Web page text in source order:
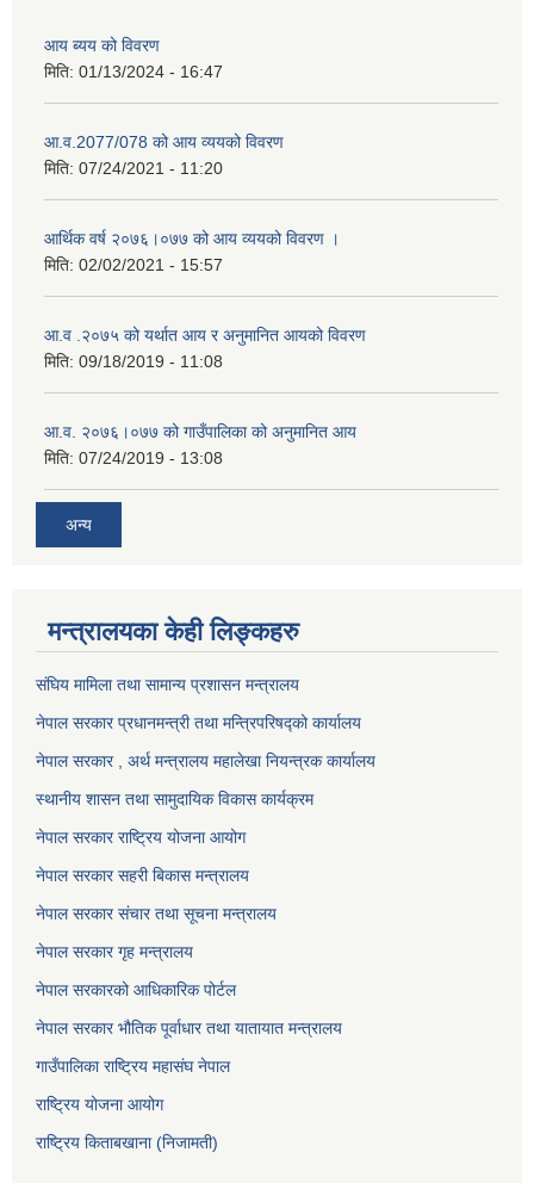
आय ब्यय को विवरण
मिति: 01/13/2024 - 16:47
आ.व.2077/078 को आय व्ययको विवरण
मिति: 07/24/2021 - 11:20
आर्थिक वर्ष २०७६।०७७ को आय व्ययको विवरण ।
मिति: 02/02/2021 - 15:57
आ.व .२०७५ को यर्थात आय र अनुमानित आयको विवरण
मिति: 09/18/2019 - 11:08
आ.व. २०७६।०७७ को गाउँपालिका को अनुमानित आय
मिति: 07/24/2019 - 13:08
अन्य
मन्त्रालयका केही लिङ्कहरु
संघिय मामिला तथा सामान्य प्रशासन मन्त्रालय
नेपाल सरकार प्रधानमन्त्री तथा मन्त्रिपरिषद्को कार्यालय
नेपाल सरकार , अर्थ मन्त्रालय महालेखा नियन्त्रक कार्यालय
स्थानीय शासन तथा सामुदायिक विकास कार्यक्रम
नेपाल सरकार राष्ट्रिय योजना आयोग
नेपाल सरकार सहरी बिकास मन्त्रालय
नेपाल सरकार संचार तथा सूचना मन्त्रालय
नेपाल सरकार गृह मन्त्रालय
नेपाल सरकारको आधिकारिक पोर्टल
नेपाल सरकार भौतिक पूर्वाधार तथा यातायात मन्त्रालय
गाउँपालिका राष्ट्रिय महासंघ नेपाल
राष्ट्रिय योजना आयोग
राष्ट्रिय किताबखाना (निजामती)